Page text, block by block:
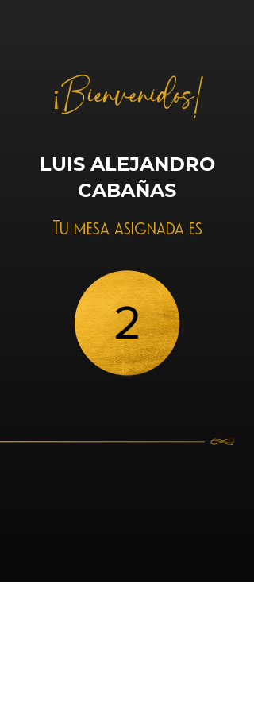
¡Bienvenidos!
LUIS ALEJANDRO
CABAÑAS
Tu mesa asignada es
2